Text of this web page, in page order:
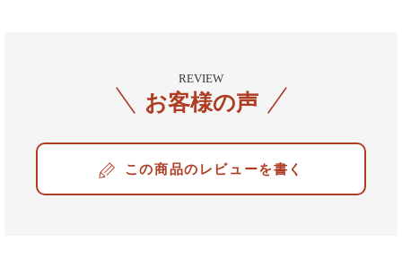
REVIEW
お客様の声
レビューを書く